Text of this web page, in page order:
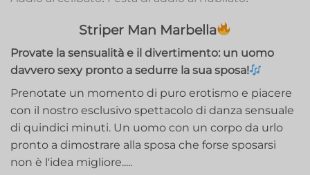
Striper Man Marbella
Provate la sensualità e il divertimento: un uomo
davvero sexy pronto a sedurre la sua sposa!
Prenotate un momento di puro erotismo e piacere
con il nostro esclusivo spettacolo di danza sensuale
di quindici minuti. Un uomo con un corpo da urlo
pronto a dimostrare alla sposa che forse sposarsi
non è l'idea migliore.....